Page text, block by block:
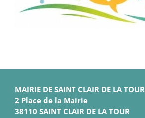
MAIRIE DE SAINT CLAIR DE LA TOUR
2 Place de la Mairie
38110 SAINT CLAIR DE LA TOUR